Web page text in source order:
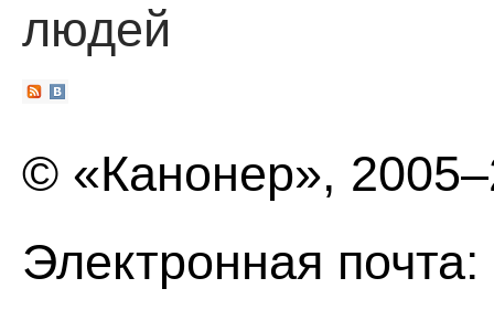
людей
© «Канонер»,
Электронная почта: